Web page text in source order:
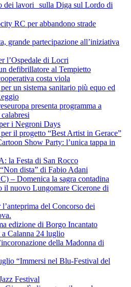
dei lavori sulla Diga sul Lordo di
RC per abbandono strade
grande partecipazione all’iniziativa
l’Ospedale di Locri
defibrillatore al Tempietto
costa viola
un sistema sanitario più equo ed
presenta programma a
i Negroni Days
il progetto “Best Artist in Gerace”
Show Party: l’unica tappa in
la Festa di San Rocco
dista” di Fabio Adani
– Domenica la sagra contadina
il nuovo Lungomare Cicerone di
del Concorso dei
edizione di Borgo Incantato
Calanna 24 luglio
della Madonna di
“Immersi nel Blu-Festival del
Festival